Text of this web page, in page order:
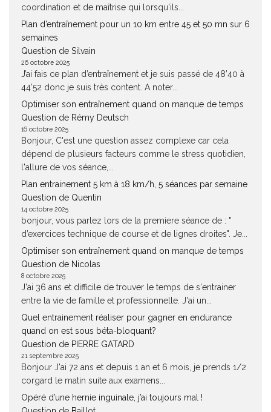
coordination et de maîtrise qui lorsqu'ils...
Plan d’entraînement pour un 10 km entre 45 et 50 mn sur 6
semaines
Question de Silvain
26 octobre 2025
J’ai fais ce plan d’entraînement et je suis passé de 48’40 à
44’52 donc je suis très content. A noter...
Optimiser son entraînement quand on manque de temps
Question de Rémy Deutsch
16 octobre 2025
Bonjour, C'est une question assez complexe car cela
dépend de plusieurs facteurs comme le stress quotidien,
l'allure de vos séance,...
Plan entrainement 5 km à 18 km/h, 5 séances par semaine
Question de Quentin
14 octobre 2025
bonjour, vous parlez lors de la premiere séance de : "
d’exercices technique de course et de lignes droites". Je...
Optimiser son entraînement quand on manque de temps
Question de Nicolas
8 octobre 2025
J'ai 36 ans et difficile de trouver le temps de s'entrainer
entre la vie de famille et professionnelle. J'ai un...
Quel entrainement réaliser pour gagner en endurance
quand on est sous béta-bloquant?
Question de PIERRE GATARD
21 septembre 2025
Bonjour J'ai 72 ans et depuis 1 an et 6 mois, je prends 1/2
corgard le matin suite aux examens...
Opéré d’une hernie inguinale, j’ai toujours mal !